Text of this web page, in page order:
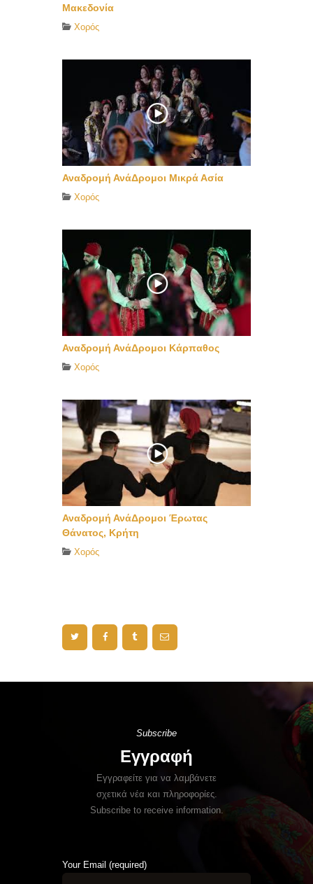
Μακεδονία
Χορός
Αναδρομή ΑνάΔρομοι Μικρά Ασία
Χορός
Αναδρομή ΑνάΔρομοι Κάρπαθος
Χορός
Αναδρομή ΑνάΔρομοι Έρωτας
Θάνατος, Κρήτη
Χορός
Subscribe
Εγγραφή
Εγγραφείτε για να λαμβάνετε
σχετικά νέα και πληροφορίες.
Subscribe to receive information.
Your Email (required)